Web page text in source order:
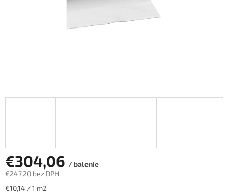
€304,06 / balenie
€247,20 bez DPH
Jednotková
€10,14 / 1 m2